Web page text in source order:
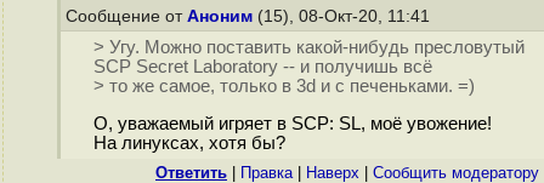
Сообщение от Аноним (15), 08-Окт-20, 11:41
> Угу. Можно поставить какой-нибудь пресловутый
SCP Secret Laboratory -- и получишь всё
> то же самое, только в 3d и с печеньками. =)
О, уважаемый игряет в SCP: SL, моё увожение!
На линуксах, хотя бы?
Ответить Правка| Наверх Cообщить модератору